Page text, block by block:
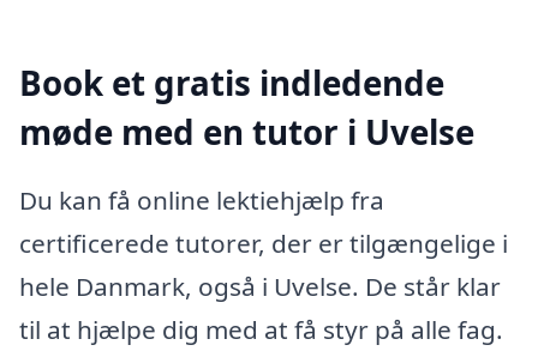
Book et gratis indledende
møde med en tutor i Uvelse
Du kan få online lektiehjælp fra
certificerede tutorer, der er tilgængelige i
hele Danmark, også i Uvelse. De står klar
til at hjælpe dig med at få styr på alle fag.